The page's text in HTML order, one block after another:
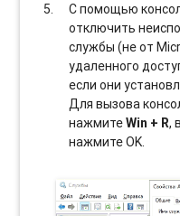
С помощью
отключить
службы (не от
удаленного
если они
Для вызова
нажмитеWin + R,
нажмите OK.